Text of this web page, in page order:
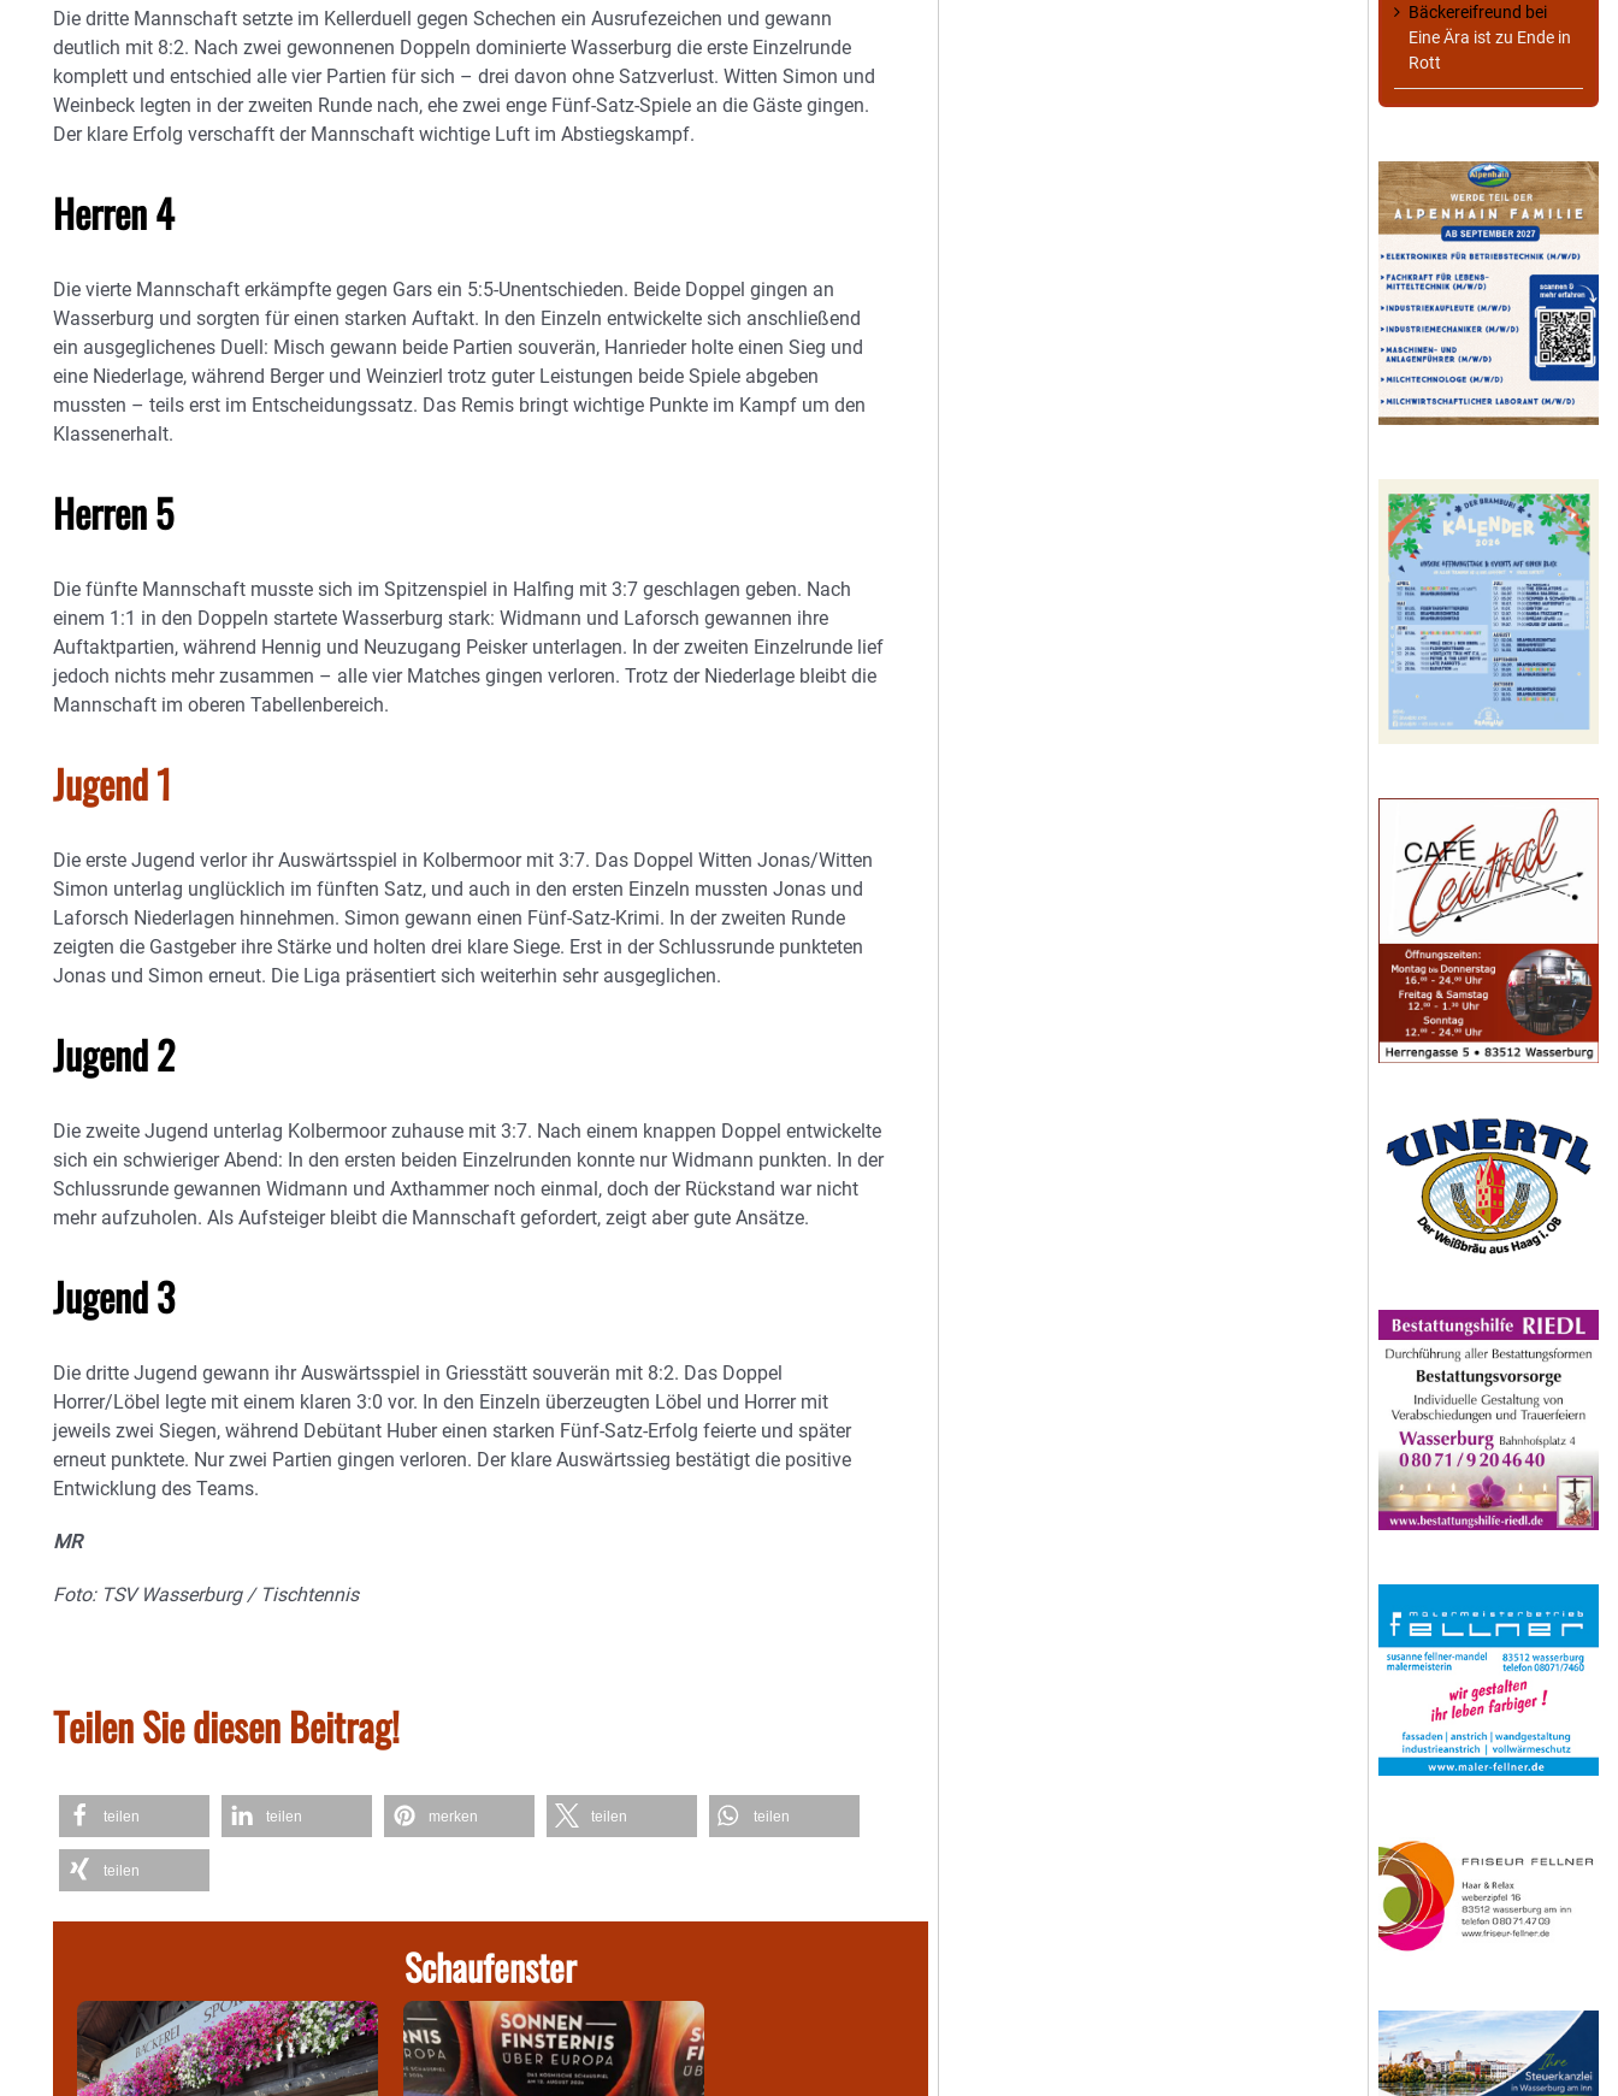
Die dritte Mannschaft setzte im Kellerduell gegen Schechen ein Ausrufezeichen und gewann
deutlich mit 8:2. Nach zwei gewonnenen Doppeln dominierte Wasserburg die erste Einzelrunde
komplett und entschied alle vier Partien für sich – drei davon ohne Satzverlust. Witten Simon und
Weinbeck legten in der zweiten Runde nach, ehe zwei enge Fünf-Satz-Spiele an die Gäste gingen.
Der klare Erfolg verschafft der Mannschaft wichtige Luft im Abstiegskampf.
Herren 4
Die vierte Mannschaft erkämpfte gegen Gars ein 5:5‑Unentschieden. Beide Doppel gingen an
Wasserburg und sorgten für einen starken Auftakt. In den Einzeln entwickelte sich anschließend
ein ausgeglichenes Duell: Misch gewann beide Partien souverän, Hanrieder holte einen Sieg und
eine Niederlage, während Berger und Weinzierl trotz guter Leistungen beide Spiele abgeben
mussten – teils erst im Entscheidungssatz. Das Remis bringt wichtige Punkte im Kampf um den
Klassenerhalt.
Herren 5
Die fünfte Mannschaft musste sich im Spitzenspiel in Halfing mit 3:7 geschlagen geben. Nach
einem 1:1 in den Doppeln startete Wasserburg stark: Widmann und Laforsch gewannen ihre
Auftaktpartien, während Hennig und Neuzugang Peisker unterlagen. In der zweiten Einzelrunde lief
jedoch nichts mehr zusammen – alle vier Matches gingen verloren. Trotz der Niederlage bleibt die
Mannschaft im oberen Tabellenbereich.
Jugend 1
Die erste Jugend verlor ihr Auswärtsspiel in Kolbermoor mit 3:7. Das Doppel Witten Jonas/Witten
Simon unterlag unglücklich im fünften Satz, und auch in den ersten Einzeln mussten Jonas und
Laforsch Niederlagen hinnehmen. Simon gewann einen Fünf-Satz-Krimi. In der zweiten Runde
zeigten die Gastgeber ihre Stärke und holten drei klare Siege. Erst in der Schlussrunde punkteten
Jonas und Simon erneut. Die Liga präsentiert sich weiterhin sehr ausgeglichen.
Jugend 2
Die zweite Jugend unterlag Kolbermoor zuhause mit 3:7. Nach einem knappen Doppel entwickelte
sich ein schwieriger Abend: In den ersten beiden Einzelrunden konnte nur Widmann punkten. In der
Schlussrunde gewannen Widmann und Axthammer noch einmal, doch der Rückstand war nicht
mehr aufzuholen. Als Aufsteiger bleibt die Mannschaft gefordert, zeigt aber gute Ansätze.
Jugend 3
Die dritte Jugend gewann ihr Auswärtsspiel in Griesstätt souverän mit 8:2. Das Doppel
Horrer/Löbel legte mit einem klaren 3:0 vor. In den Einzeln überzeugten Löbel und Horrer mit
jeweils zwei Siegen, während Debütant Huber einen starken Fünf-Satz-Erfolg feierte und später
erneut punktete. Nur zwei Partien gingen verloren. Der klare Auswärtssieg bestätigt die positive
Entwicklung des Teams.
MR
Foto: TSV Wasserburg / Tischtennis
Teilen Sie diesen Beitrag!
teilen teilen merken teilen teilen
teilen
Schaufenster
Bäckereifreund bei
Eine Ära ist zu Ende in
Rott